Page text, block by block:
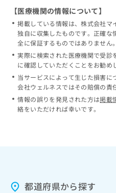
【医療機関の情報について】
掲載している情報は、株式会社
独自に収集したものです。正確
全に保証するものではありません。
実際に検索された医療機関で受診
に確認していただくことをお勧め
当サービスによって生じた損害
会社ウェルネスではその賠償の責
情報の誤りを発見された方は掲載
絡をいただければ幸いです。
都道府県から探す